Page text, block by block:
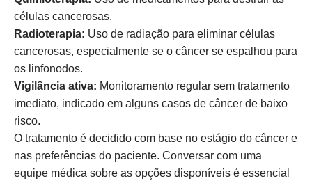
células cancerosas.
Radioterapia: Uso de radiação para eliminar células
cancerosas, especialmente se o câncer se espalhou para
os linfonodos.
Vigilância ativa: Monitoramento regular sem tratamento
imediato, indicado em alguns casos de câncer de baixo
risco.
O tratamento é decidido com base no estágio do câncer e
nas preferências do paciente. Conversar com uma
equipe médica sobre as opções disponíveis é essencial